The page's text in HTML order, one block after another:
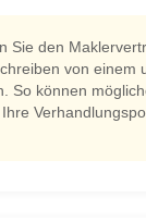
Sie den
von einem
So können